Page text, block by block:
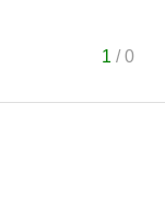
1 /0